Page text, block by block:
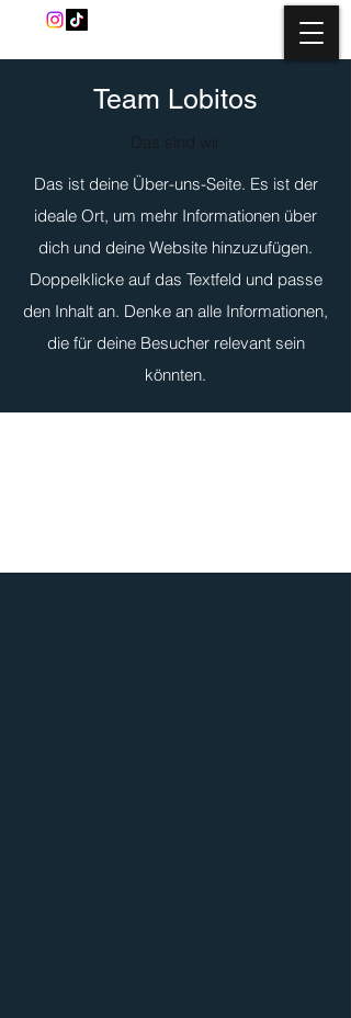
Team Lobitos
Das sind wir
Das ist deine Über-uns-Seite. Es ist der
ideale Ort, um mehr Informationen über
dich und deine Website hinzuzufügen.
Doppelklicke auf das Textfeld und passe
den Inhalt an. Denke an alle Informationen,
die für deine Besucher relevant sein
könnten.